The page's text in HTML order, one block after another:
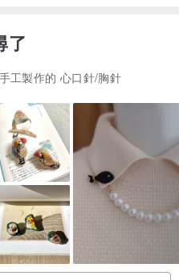
了
手工製作的 心口針/胸針